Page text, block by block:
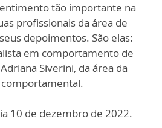
tão importante na
profissionais da área de
depoimentos. São elas:
em comportamento de
Siverini, da área da
10 de dezembro de 2022.